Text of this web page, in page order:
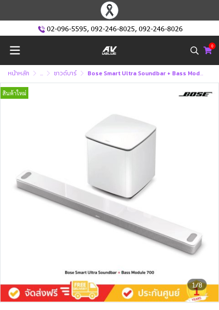
02-096-5595, 092-246-8025, 092-246-8026
0
หน้าหลัก ... ซาวด์บาร์ Bose Smart Ultra Soundbar + Bass Module 700 - ลำโพงซาวด์บารพร้อมตู้เบส (White)
1/8
สินค้าใหม่